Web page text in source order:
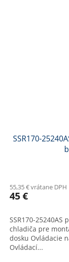
SSR170-
55,35 € vrátane DPH
45 €
SSR170-25240AS
chladiča pre
dosku Ovládacie
Ovládací...